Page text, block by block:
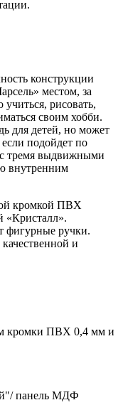
конструкции
местом, за
рисовать,
своим хобби.
для детей, но может
подойдет по
тремя выдвижными
внутренним
кромкой ПВХ
«Кристалл».
фигурные ручки.
и
кромки ПВХ 0,4 мм и
панель МДФ